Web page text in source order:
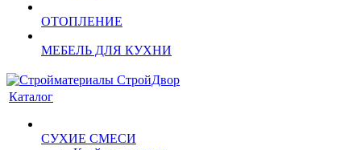
ОТОПЛЕНИЕ
МЕБЕЛЬ ДЛЯ КУХНИ
Каталог
СУХИЕ СМЕСИ